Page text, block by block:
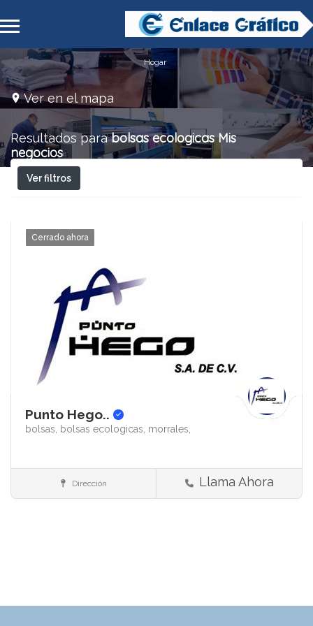
Hogar
Ver en el mapa
Resultados parabolsas ecologicas Mis
negocios
Ver filtros
Cerrado ahora
Punto Hego..
bolsas, bolsas ecologicas, morrales,
PromocionalesDirección Llama Ahora